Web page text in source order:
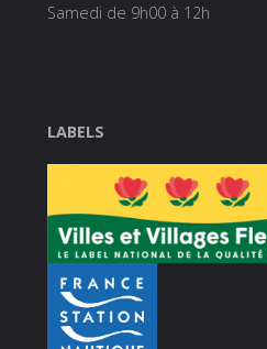
Samedi de 9h00 à 12h
LABELS